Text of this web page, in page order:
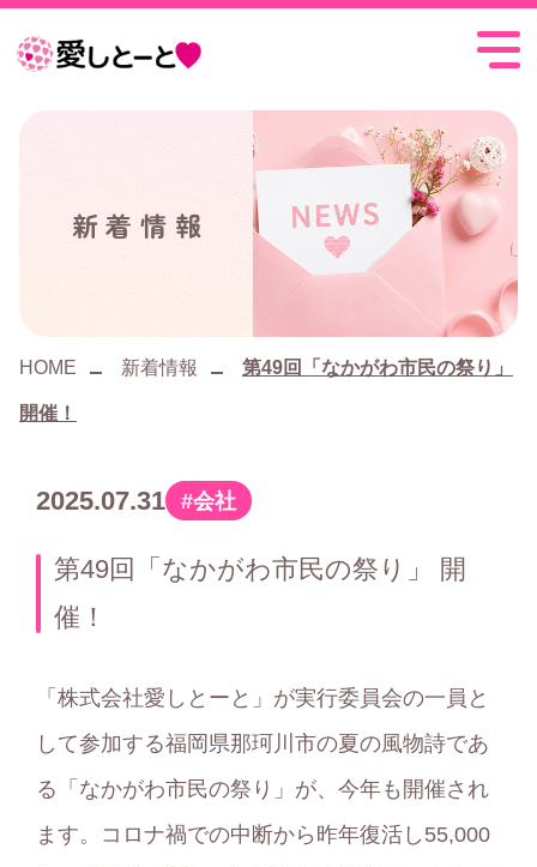
愛
新着情報
HOME 新着情報 第49回「なかがわ市民の祭り」
開催！
第49回「なかがわ市民の祭り」 開
催！
2025.07.31カ
ー
会社
「株式会社愛しとーと」が実行委員会の一員と
して参加する福岡県那珂川市の夏の風物詩であ
る「なかがわ市民の祭り」が、今年も開催され
ます。コロナ禍での中断から昨年復活し55,000